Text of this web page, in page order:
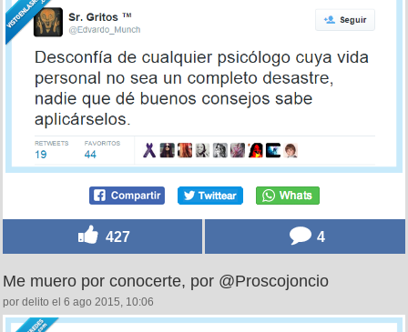
427 4
Me muero por conocerte, por @Proscojoncio
por delito el 6 ago 2015, 10:06